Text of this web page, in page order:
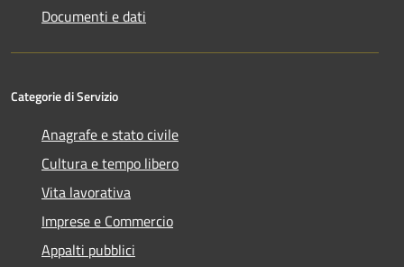
Documenti e dati
Categorie di Servizio
Anagrafe e stato civile
Cultura e tempo libero
Vita lavorativa
Imprese e Commercio
Appalti pubblici